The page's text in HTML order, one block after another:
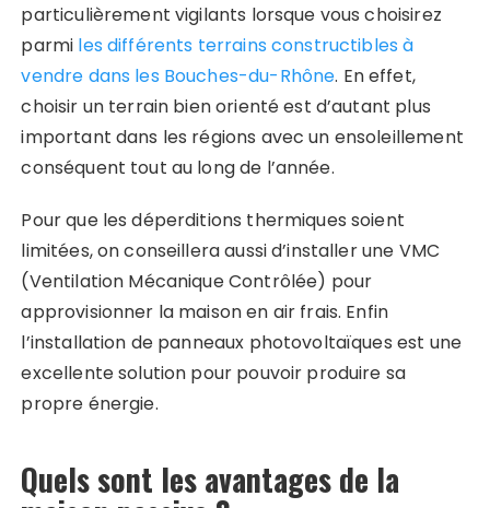
particulièrement vigilants lorsque vous choisirez
parmi les différents terrains constructibles à
vendre dans les Bouches-du-Rhône. En effet,
choisir un terrain bien orienté est d’autant plus
important dans les régions avec un ensoleillement
conséquent tout au long de l’année.
Pour que les déperditions thermiques soient
limitées, on conseillera aussi d’installer une VMC
(Ventilation Mécanique Contrôlée) pour
approvisionner la maison en air frais. Enfin
l’installation de panneaux photovoltaïques est une
excellente solution pour pouvoir produire sa
propre énergie.
Quels sont les avantages de la